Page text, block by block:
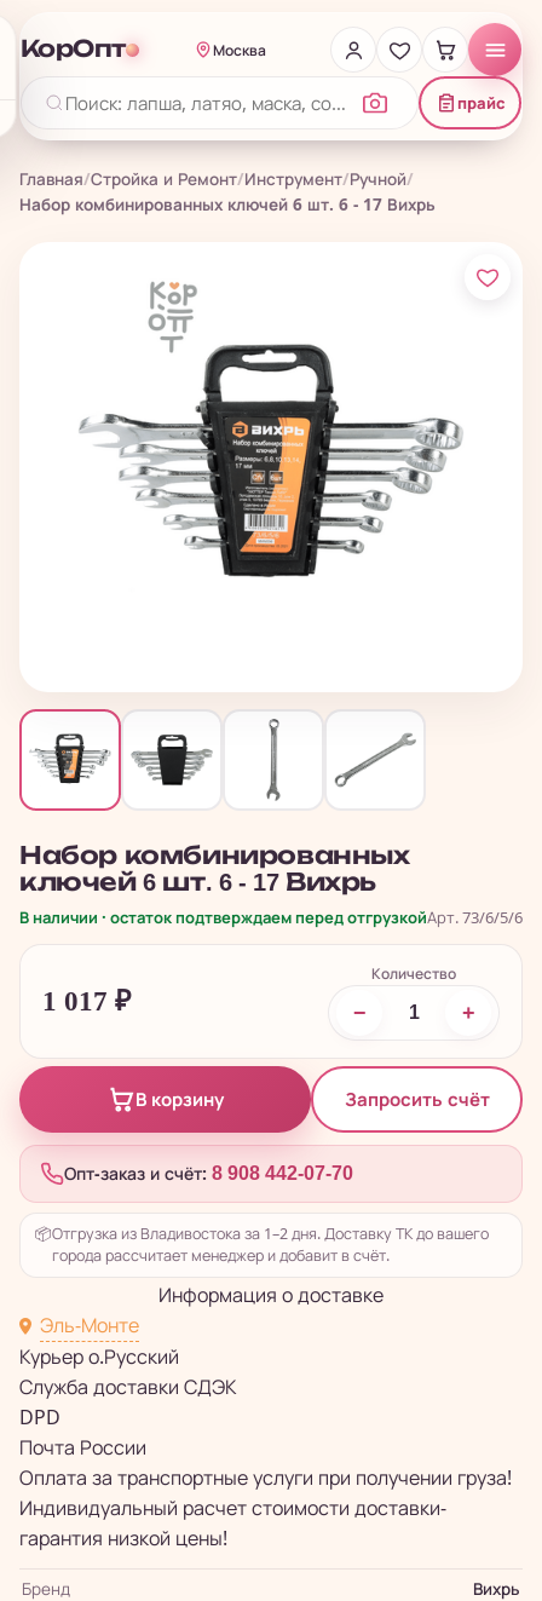
КорОпт Москва
прайс
Главная/Стройка и Ремонт/Инструмент/Ручной/
Набор комбинированных ключей 6 шт. 6 - 17 Вихрь
Набор комбинированных
ключей 6 шт. 6 - 17 Вихрь
В наличии · остаток подтверждаем перед отгрузкойАрт. 73/6/5/6
1 017 ₽
Количество
− +
В корзину Запросить счёт
Опт-заказ и счёт: 8 908 442-07-70
📦Отгрузка из Владивостока за 1–2 дня. Доставку ТК до вашего
города рассчитает менеджер и добавит в счёт.
Информация о доставке
Эль-Монте
Курьер о.Русский
Служба доставки СДЭК
DPD
Почта России
Оплата за транспортные услуги при получении груза!
Индивидуальный расчет стоимости доставки-
гарантия низкой цены!
Бренд
Вихрь